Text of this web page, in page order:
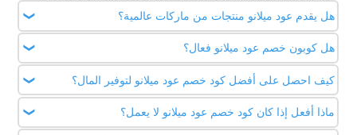
خصم عود ميلانو للشهر الحالي.
هل يقدم عود ميلانو منتجات من ماركات عالمية؟
بالطبع، يقدم متجر عود ميلانو أون لاين مجموعة مميزة من
المنتجات لعلامات تجارية عالمية، يمكنك أن تحصل عليها جميعًا بأقل
سعر عبر نسخ وتفعيل كود خصم ميلانو 2026.
هل كوبون خصم عود ميلانو فعال؟
بالتأكيد، كوبون خصم عود ميلانو دائما فعال و سارى حيث نحرص
فى أطلب كوبون otlobcoupon.com على تقديم قيمة الخصم
الحقيقة التي يحملها أكواد الخصم والحرص على التحديث المستمر
كيف احصل على أفضل كود خصم عود ميلانو لتوفير المال؟
يمكنك أن تحصل على أقوى وأفضل كود خصم عود ميلانو عن
ماذا أفعل إذا كان كود خصم عود ميلانو لا يعمل؟